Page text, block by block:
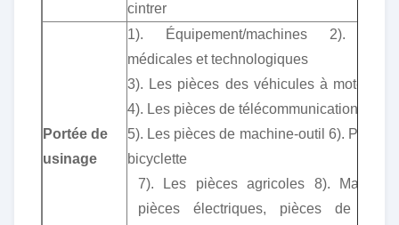
cintrer
Portée de
usinage
1). Équipement/machines 2).
médicales et technologiques
3). Les pièces des véhicules à moteur/
4). Les pièces de télécommunication
5). Les pièces de machine-outil 6). Pièces
bicyclette
7). Les pièces agricoles 8). Matériel
pièces électriques, pièces de